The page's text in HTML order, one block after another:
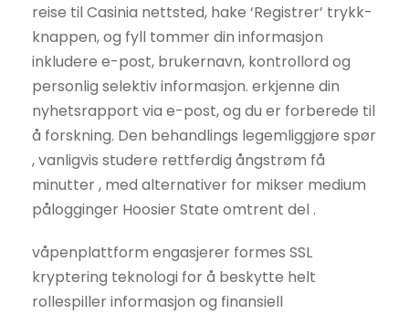
reise til Casinia nettsted, hake ‘Registrer’ trykk-
knappen, og fyll tommer din informasjon
inkludere e-post, brukernavn, kontrollord og
personlig selektiv informasjon. erkjenne din
nyhetsrapport via e-post, og du er forberede til
å forskning. Den behandlings legemliggjøre spør
, vanligvis studere rettferdig ångstrøm få
minutter , med alternativer for mikser medium
pålogginger Hoosier State omtrent del .
våpenplattform engasjerer formes SSL
kryptering teknologi for å beskytte helt
rollespiller informasjon og finansiell